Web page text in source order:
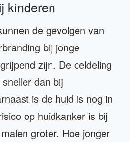
kinderen
de gevolgen van
bij jonge
zijn. De celdeling
dan bij
is de huid is nog in
op huidkanker is bij
groter. Hoe jonger